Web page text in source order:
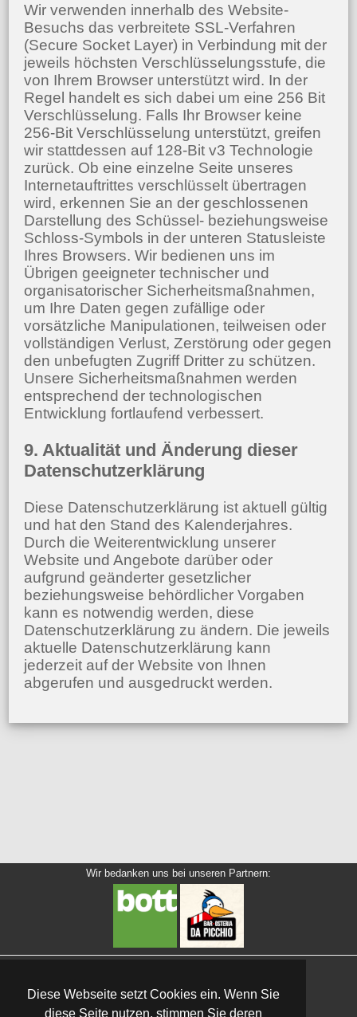
Diese Webseite setzt Cookies ein. Wenn Sie
diese Seite nutzen, stimmen Sie deren
Wir verwenden innerhalb des Website-
Besuchs das verbreitete SSL-Verfahren
(Secure Socket Layer) in Verbindung mit der
jeweils höchsten Verschlüsselungsstufe, die
von Ihrem Browser unterstützt wird. In der
Regel handelt es sich dabei um eine 256 Bit
Verschlüsselung. Falls Ihr Browser keine
256-Bit Verschlüsselung unterstützt, greifen
wir stattdessen auf 128-Bit v3 Technologie
zurück. Ob eine einzelne Seite unseres
Internetauftrittes verschlüsselt übertragen
wird, erkennen Sie an der geschlossenen
Darstellung des Schüssel- beziehungsweise
Schloss-Symbols in der unteren Statusleiste
Ihres Browsers. Wir bedienen uns im
Übrigen geeigneter technischer und
organisatorischer Sicherheitsmaßnahmen,
um Ihre Daten gegen zufällige oder
vorsätzliche Manipulationen, teilweisen oder
vollständigen Verlust, Zerstörung oder gegen
den unbefugten Zugriff Dritter zu schützen.
Unsere Sicherheitsmaßnahmen werden
entsprechend der technologischen
Entwicklung fortlaufend verbessert.
9. Aktualität und Änderung dieser
Datenschutzerklärung
Diese Datenschutzerklärung ist aktuell gültig
und hat den Stand des Kalenderjahres.
Durch die Weiterentwicklung unserer
Website und Angebote darüber oder
aufgrund geänderter gesetzlicher
beziehungsweise behördlicher Vorgaben
kann es notwendig werden, diese
Datenschutzerklärung zu ändern. Die jeweils
aktuelle Datenschutzerklärung kann
jederzeit auf der Website von Ihnen
abgerufen und ausgedruckt werden.
Wir bedanken uns bei unseren Partnern:
Olympic Taekwondo Bolzano/Bozen